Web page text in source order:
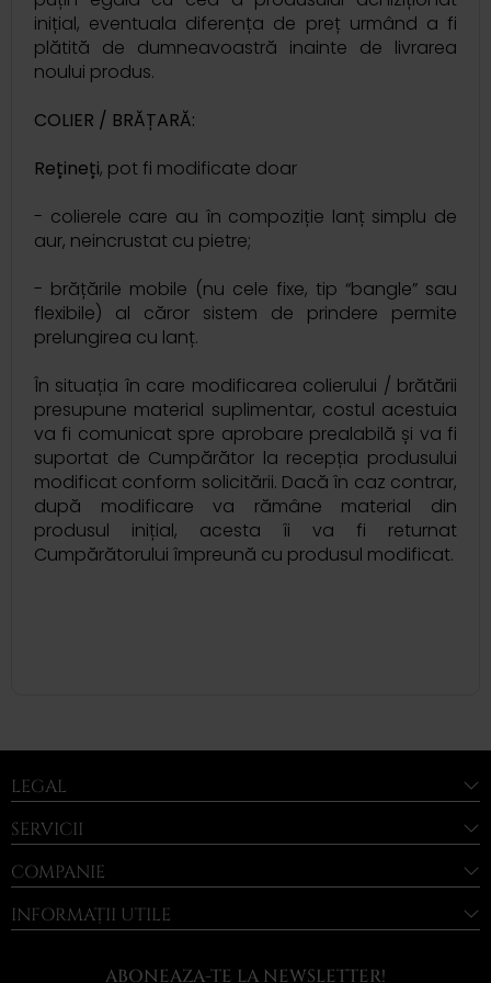
inițial, eventuala diferența de preț urmând a fi
plătită de dumneavoastră inainte de livrarea
noului produs.
COLIER / BRĂȚARĂ:
Rețineți, pot fi modificate doar
- colierele care au în compoziție lanț simplu de
aur, neincrustat cu pietre;
- brățările mobile (nu cele fixe, tip “bangle” sau
flexibile) al căror sistem de prindere permite
prelungirea cu lanț.
În situația în care modificarea colierului / brătării
presupune material suplimentar, costul acestuia
va fi comunicat spre aprobare prealabilă și va fi
suportat de Cumpărător la recepția produsului
modificat conform solicitării. Dacă în caz contrar,
după modificare va rămâne material din
produsul inițial, acesta îi va fi returnat
Cumpărătorului împreună cu produsul modificat.
LEGAL
SERVICII
COMPANIE
INFORMAȚII UTILE
ABONEAZA-TE LA NEWSLETTER!